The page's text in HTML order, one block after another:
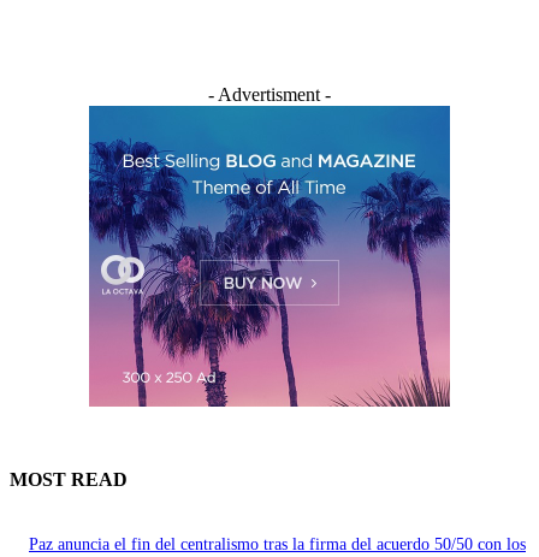
- Advertisment -
MOST READ
Paz anuncia el fin del centralismo tras la firma del acuerdo 50/50 con los